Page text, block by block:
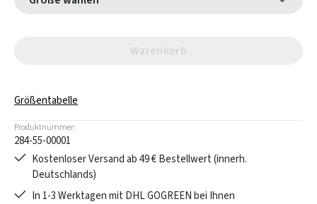
Warenkorb
Größentabelle
Produktnummer:
284-55-00001
Kostenloser Versand ab 49 € Bestellwert (innerh.
Deutschlands)
In 1-3 Werktagen mit DHL GOGREEN bei Ihnen